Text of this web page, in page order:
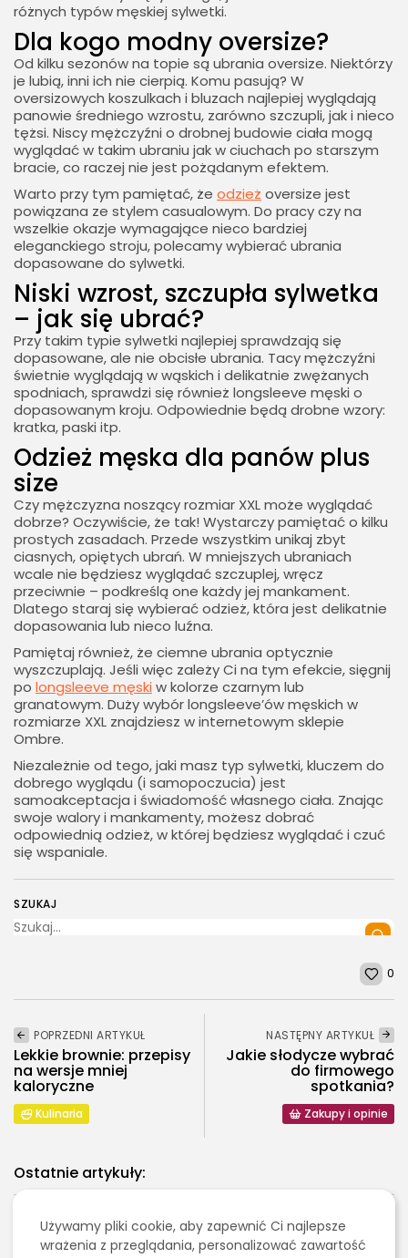
SZUKAJ
różnych typów męskiej sylwetki.
Dla kogo modny oversize?
Od kilku sezonów na topie są ubrania oversize. Niektórzy
je lubią, inni ich nie cierpią. Komu pasują? W
oversizowych koszulkach i bluzach najlepiej wyglądają
panowie średniego wzrostu, zarówno szczupli, jak i nieco
tężsi. Niscy mężczyźni o drobnej budowie ciała mogą
wyglądać w takim ubraniu jak w ciuchach po starszym
bracie, co raczej nie jest pożądanym efektem.
Warto przy tym pamiętać, że odzież oversize jest
powiązana ze stylem casualowym. Do pracy czy na
wszelkie okazje wymagające nieco bardziej
eleganckiego stroju, polecamy wybierać ubrania
dopasowane do sylwetki.
Niski wzrost, szczupła sylwetka
– jak się ubrać?
Przy takim typie sylwetki najlepiej sprawdzają się
dopasowane, ale nie obcisłe ubrania. Tacy mężczyźni
świetnie wyglądają w wąskich i delikatnie zwężanych
spodniach, sprawdzi się również longsleeve męski o
dopasowanym kroju. Odpowiednie będą drobne wzory:
kratka, paski itp.
Odzież męska dla panów plus
size
Czy mężczyzna noszący rozmiar XXL może wyglądać
dobrze? Oczywiście, że tak! Wystarczy pamiętać o kilku
prostych zasadach. Przede wszystkim unikaj zbyt
ciasnych, opiętych ubrań. W mniejszych ubraniach
wcale nie będziesz wyglądać szczuplej, wręcz
przeciwnie – podkreślą one każdy jej mankament.
Dlatego staraj się wybierać odzież, która jest delikatnie
dopasowania lub nieco luźna.
Pamiętaj również, że ciemne ubrania optycznie
wyszczuplają. Jeśli więc zależy Ci na tym efekcie, sięgnij
po longsleeve męski w kolorze czarnym lub
granatowym. Duży wybór longsleeve’ów męskich w
rozmiarze XXL znajdziesz w internetowym sklepie
Ombre.
Niezależnie od tego, jaki masz typ sylwetki, kluczem do
dobrego wyglądu (i samopoczucia) jest
samoakceptacja i świadomość własnego ciała. Znając
swoje walory i mankamenty, możesz dobrać
odpowiednią odzież, w której będziesz wyglądać i czuć
się wspaniale.
0
POPRZEDNI ARTYKUŁ
Lekkie brownie: przepisy
na wersje mniej
kaloryczne
Kulinaria
NASTĘPNY ARTYKUŁ
Jakie słodycze wybrać
do firmowego
spotkania?
Zakupy i opinie
Ostatnie artykuły:
Kulinaria
Grillowanie pośrednie czy bezpośrednie – czym się
Używamy pliki cookie, aby zapewnić Ci najlepsze
wrażenia z przeglądania, personalizować zawartość